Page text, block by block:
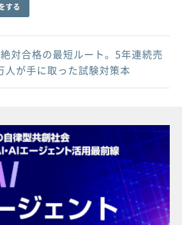
する
対合格の最短ルート。5年連続売
人が手に取った試験対策本